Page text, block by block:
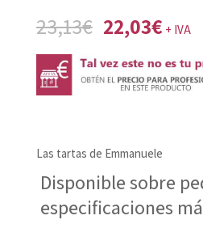
23,13€ El
original
era:
22,03€El
es:
+ IVA
Las tartas de Emmanuele
Disponible sobre
especificaciones